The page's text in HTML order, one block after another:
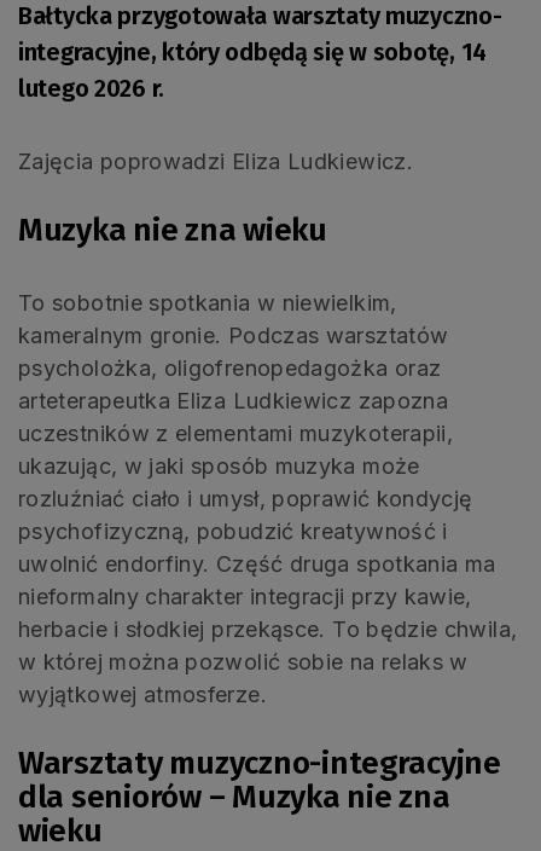
Bałtycka przygotowała warsztaty muzyczno-
integracyjne, który odbędą się w sobotę, 14
lutego 2026 r.
Zajęcia poprowadzi Eliza Ludkiewicz.
Muzyka nie zna wieku
To sobotnie spotkania w niewielkim,
kameralnym gronie. Podczas warsztatów
psycholożka, oligofrenopedagożka oraz
arteterapeutka Eliza Ludkiewicz zapozna
uczestników z elementami muzykoterapii,
ukazując, w jaki sposób muzyka może
rozluźniać ciało i umysł, poprawić kondycję
psychofizyczną, pobudzić kreatywność i
uwolnić endorfiny. Część druga spotkania ma
nieformalny charakter integracji przy kawie,
herbacie i słodkiej przekąsce. To będzie chwila,
w której można pozwolić sobie na relaks w
wyjątkowej atmosferze.
Warsztaty muzyczno-integracyjne
dla seniorów – Muzyka nie zna
wieku